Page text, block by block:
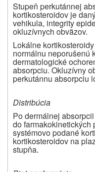
Stupeň perkutánnej
kortikosteroidov je
vehikula, integrity
okluzívnych obväzov.
Lokálne
normálnu neporušenú
dermatologické
absorpciu. Okluzívny
perkutánnu absorpciu
Distribúcia
Po dermálnej
do farmakokinetických
systémovo podané
kortikosteroidov na
stupňa.